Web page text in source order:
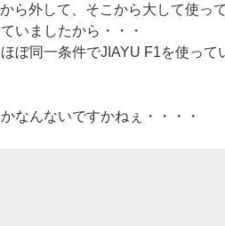
ら外して、そこから大して使っ
いましたから・・・
ほぼ同一条件でJIAYU F1を使っ
なんないですかねぇ・・・・